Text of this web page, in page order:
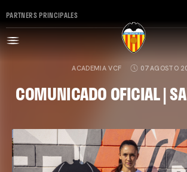
PARTNERS PRINCIPALES
ACADEMIA VCF 07 AGOSTO
COMUNICADO OFICIAL |